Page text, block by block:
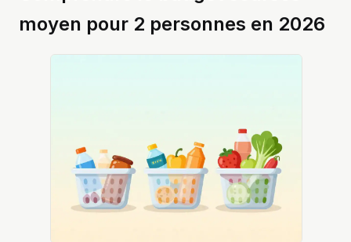
moyen pour 2 personnes en 2026